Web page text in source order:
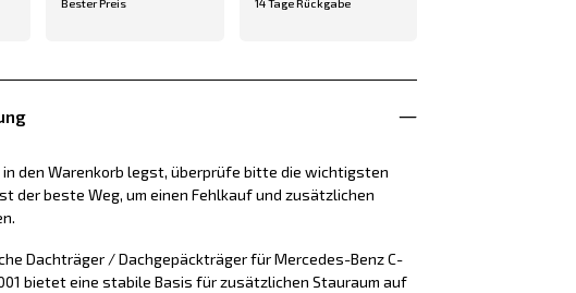
Bester Preis 14 Tage Rückgabe
in den Warenkorb legst, überprüfe bitte die wichtigsten
der beste Weg, um einen Fehlkauf und zusätzlichen
Dachträger / Dachgepäckträger für Mercedes-Benz C-
bietet eine stabile Basis für zusätzlichen Stauraum auf